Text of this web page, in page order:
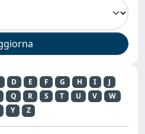
D E F G H I
J
Q R S T U V
W
Y Z